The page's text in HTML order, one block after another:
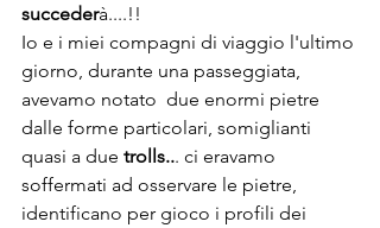
succederà....!!
Io e i miei compagni di viaggio l'ultimo
giorno, durante una passeggiata,
avevamo notato  due enormi pietre
dalle forme particolari, somiglianti
quasi a due trolls... ci eravamo
soffermati ad osservare le pietre,
identificano per gioco i profili dei